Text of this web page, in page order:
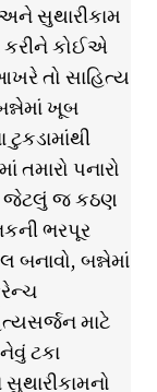
સુથારીકામ
કોઈએ
તો સાહિત્ય
ખૂબ
પનારો
જેટલું જ કઠણ
ભરપૂર
બન્નેમાં
માટે
ટકા